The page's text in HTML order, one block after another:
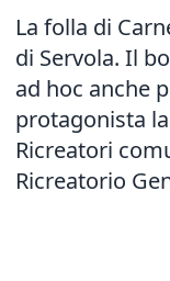
La folla di
di Servola. Il
ad hoc anche
protagonista
Ricreatori
Ricreatorio